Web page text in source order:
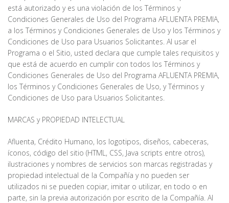
está autorizado y es una violación de los Términos y
Condiciones Generales de Uso del Programa AFLUENTA PREMIA,
a los Términos y Condiciones Generales de Uso y los Términos y
Condiciones de Uso para Usuarios Solicitantes. Al usar el
Programa o el Sitio, usted declara que cumple tales requisitos y
que está de acuerdo en cumplir con todos los Términos y
Condiciones Generales de Uso del Programa AFLUENTA PREMIA,
los Términos y Condiciones Generales de Uso, y Términos y
Condiciones de Uso para Usuarios Solicitantes.
MARCAS y PROPIEDAD INTELECTUAL
Afluenta, Crédito Humano, los logotipos, diseños, cabeceras,
íconos, código del sitio (HTML, CSS, Java scripts entre otros),
ilustraciones y nombres de servicios son marcas registradas y
propiedad intelectual de la Compañía y no pueden ser
utilizados ni se pueden copiar, imitar o utilizar, en todo o en
parte, sin la previa autorización por escrito de la Compañía. Al